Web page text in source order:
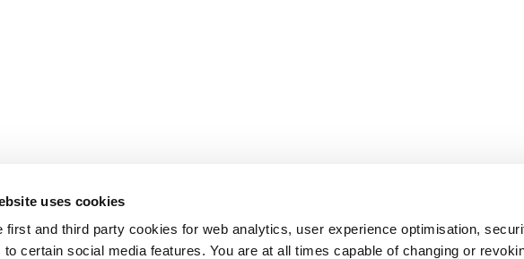
uses cookies
first and third party cookies for web analytics, user experience optimisation,
certain social media features. You are at all times capable of changing or